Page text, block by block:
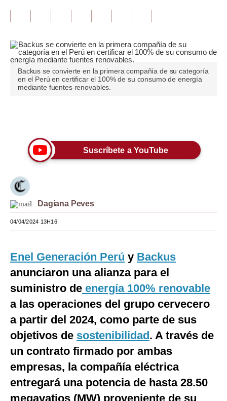
Opinión
Editorial
Pregunta de hoy
Lujo
Moda
Estilos
Mundo
México
España
Internacional
Tecnología
Club del Suscriptor
Mix
G de Gestión
Backus se convierte en la primera compañía de su categoría
en el Perú en certificar el 100% de su consumo de energía
mediante fuentes renovables.
Suscríbete a YouTube
Dagiana Peves
04/04/2024 13H16
Enel Generación Perú y Backus
anunciaron una alianza para el
suministro de energía 100% renovable
a las operaciones del grupo cervecero
a partir del 2024, como parte de sus
objetivos de sostenibilidad. A través de
un contrato firmado por ambas
empresas, la compañía eléctrica
entregará una potencia de hasta 28.50
megavatios (MW) proveniente de su